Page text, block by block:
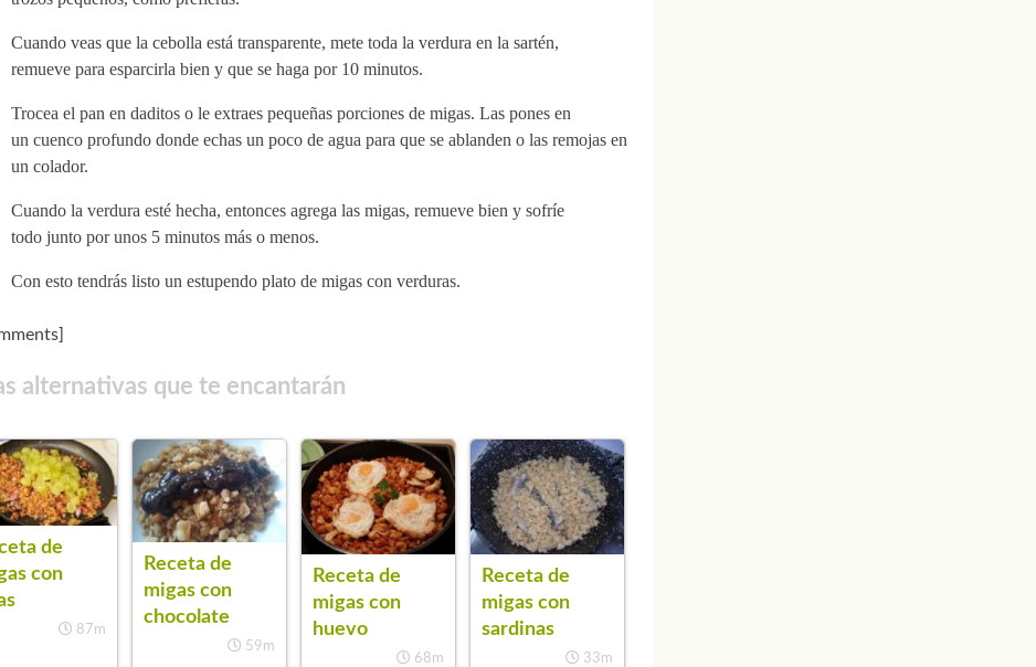
Cuando veas que la cebolla está transparente, mete toda la verdura en la sartén,
remueve para esparcirla bien y que se haga por 10 minutos.
Trocea el pan en daditos o le extraes pequeñas porciones de migas. Las pones en
un cuenco profundo donde echas un poco de agua para que se ablanden o las remojas en
un colador.
Cuando la verdura esté hecha, entonces agrega las migas, remueve bien y sofríe
todo junto por unos 5 minutos más o menos.
Con esto tendrás listo un estupendo plato de migas con verduras.
alternativas que te encantarán
de
con
87m
Receta de
migas con
chocolate
59m
Receta de
migas con
huevo
68m
Receta de
migas con
sardinas
33m